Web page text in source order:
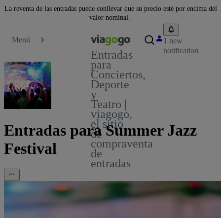
La reventa de las entradas puede conllevar que su precio esté por encima del
valor nominal.
Menú
Entradas
para
Conciertos,
Deporte
y
Teatro |
viagogo,
el sitio
de
compraventa
de
entradas
1 new
notification
Entradas para Summer Jazz
Festival